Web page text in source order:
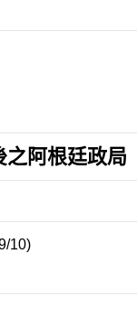
之阿根廷政局
10)